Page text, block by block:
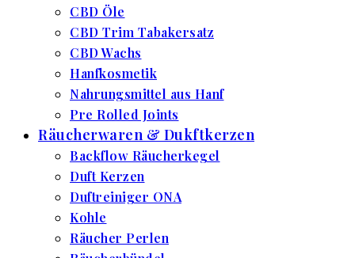
CBD Öle
CBD Trim Tabakersatz
CBD Wachs
Hanfkosmetik
Nahrungsmittel aus Hanf
Pre Rolled Joints
Räucherwaren & Dukftkerzen
Backflow Räucherkegel
Duft Kerzen
Duftreiniger ONA
Kohle
Räucher Perlen